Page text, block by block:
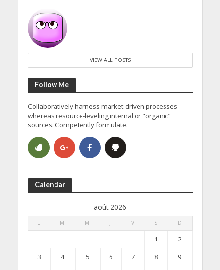
VIEW ALL POSTS
Follow Me
Collaboratively harness market-driven processes
whereas resource-leveling internal or "organic"
sources. Competently formulate.
Calendar
août 2026
L M M J V S D
1
2
3
4 5 6 7 8
9